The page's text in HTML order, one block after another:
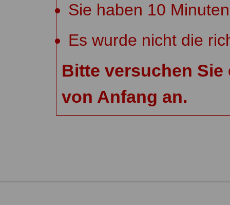
Sie haben 10
Es wurde nicht die
Bitte versuchen
von Anfang an.